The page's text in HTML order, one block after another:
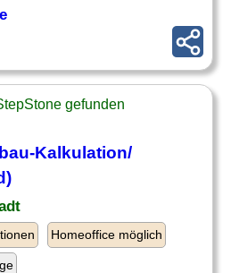
gefunden
Kalkulation/
Homeoffice möglich